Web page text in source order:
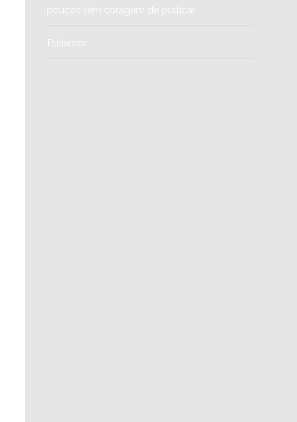
poucos têm coragem de praticar
Poliamor